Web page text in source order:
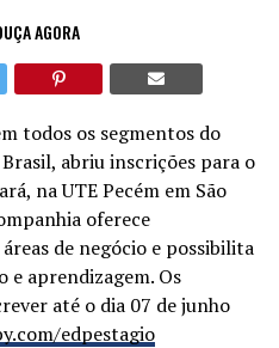
AGORA
todos os segmentos do
abriu inscrições para o
na UTE Pecém em São
oferece
de negócio e possibilita
aprendizagem. Os
até o dia 07 de junho
edpestagio